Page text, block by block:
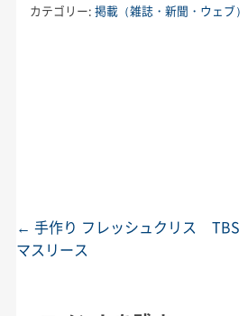
カテゴリー: 掲載（雑誌・新聞・ウェブ）
投稿ナビゲーション
← 手作り フレッシュクリス
マスリース
TBS